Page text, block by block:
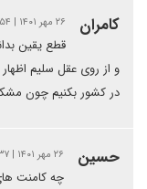
کامران ۲۶ مهر ۱۴۰۱ | ۰۸:۵۴
قطع یقین
و از روی عقل سلیم
در کشور بکنیم چون
حسین ۲۶ مهر ۱۴۰۱ | ۱۲:۳۷
چه کامنت